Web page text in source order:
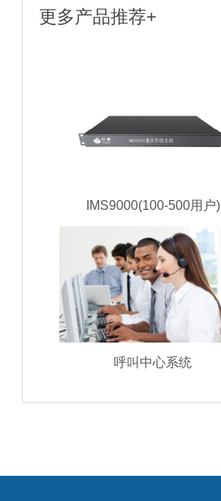
更多产品推荐+
IMS9000(100-500用户)
呼叫中心系统